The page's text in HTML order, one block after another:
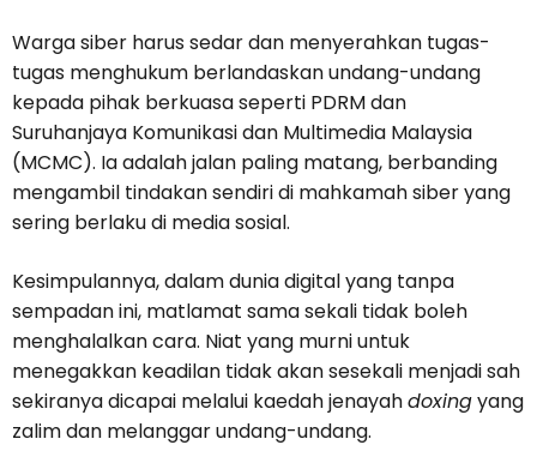
Warga siber harus sedar dan menyerahkan tugas-
tugas menghukum berlandaskan undang-undang
kepada pihak berkuasa seperti PDRM dan
Suruhanjaya Komunikasi dan Multimedia Malaysia
(MCMC). Ia adalah jalan paling matang, berbanding
mengambil tindakan sendiri di mahkamah siber yang
sering berlaku di media sosial.
Kesimpulannya, dalam dunia digital yang tanpa
sempadan ini, matlamat sama sekali tidak boleh
menghalalkan cara. Niat yang murni untuk
menegakkan keadilan tidak akan sesekali menjadi sah
sekiranya dicapai melalui kaedah jenayahdoxingyang
zalim dan melanggar undang-undang.